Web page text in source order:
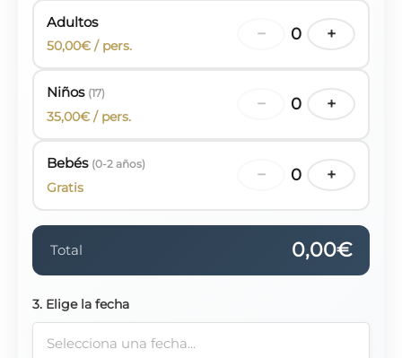
Adultos
50,00€ / pers.
− 0 +
Niños (17)
35,00€ / pers.
− 0 +
Bebés (0-2 años)
Gratis
− 0 +
Total 0,00€
3. Elige la fecha